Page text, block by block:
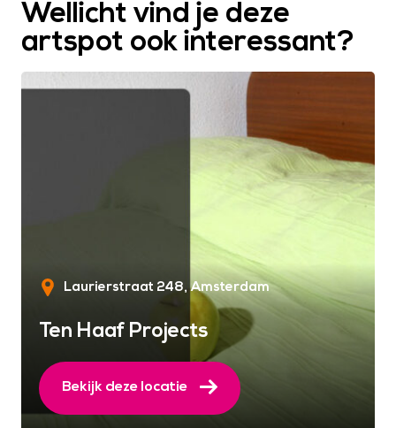
Wellicht vind je deze
artspot ook interessant?
Laurierstraat 248 Amsterdam
Ten Haaf Projects
Bekijk deze locatie